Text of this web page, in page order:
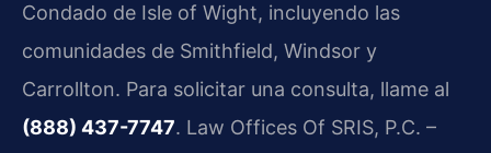
Condado de Isle of Wight, incluyendo las
comunidades de Smithfield, Windsor y
Carrollton. Para solicitar una consulta, llame al
(888) 437-7747. Law Offices Of SRIS, P.C. –